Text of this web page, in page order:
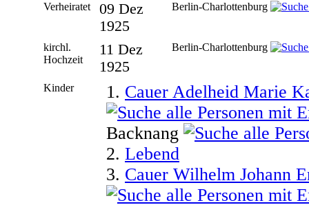
Verheiratet
09 Dez
1925
Berlin-Charlottenburg
kirchl.
Hochzeit
11 Dez
1925
Berlin-Charlottenburg
Kinder 1. Cauer Adelheid Marie
Backnang
2. Lebend
3. Cauer Wilhelm Johann